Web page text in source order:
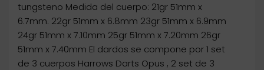
tungsteno Medida del cuerpo: 21gr 51mm x
6.7mm. 22gr 51mm x 6.8mm 23gr 51mm x 6.9mm
24gr 51mm x 7.10mm 25gr 51mm x 7.20mm 26gr
51mm x 7.40mm El dardos se compone por 1 set
de 3 cuerpos Harrows Darts Opus , 2 set de 3